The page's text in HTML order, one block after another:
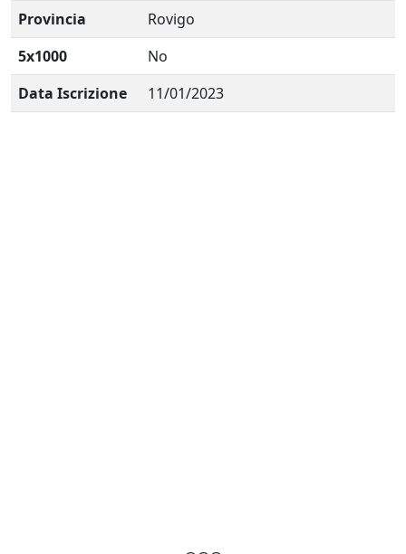
Provincia
Rovigo
5x1000
No
Data Iscrizione
11/01/2023